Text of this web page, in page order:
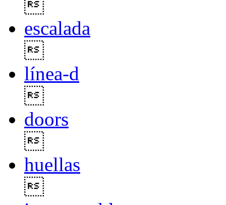
escalada
línea-d
doors
huellas